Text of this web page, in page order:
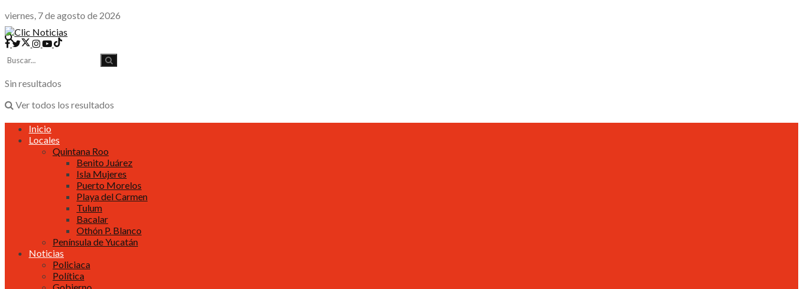
viernes, 7 de agosto de 2026
Sin resultados
Ver todos los resultados
Inicio
Locales
Quintana Roo
Benito Juárez
Isla Mujeres
Puerto Morelos
Playa del Carmen
Tulum
Bacalar
Othón P. Blanco
Península de Yucatán
Noticias
Policiaca
Política